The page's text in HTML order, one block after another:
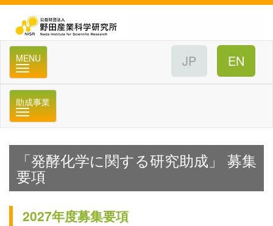
MENU
助成事業
メニュー
「発酵化学に関する研究助成」 募集
要項
2027年度募集要項